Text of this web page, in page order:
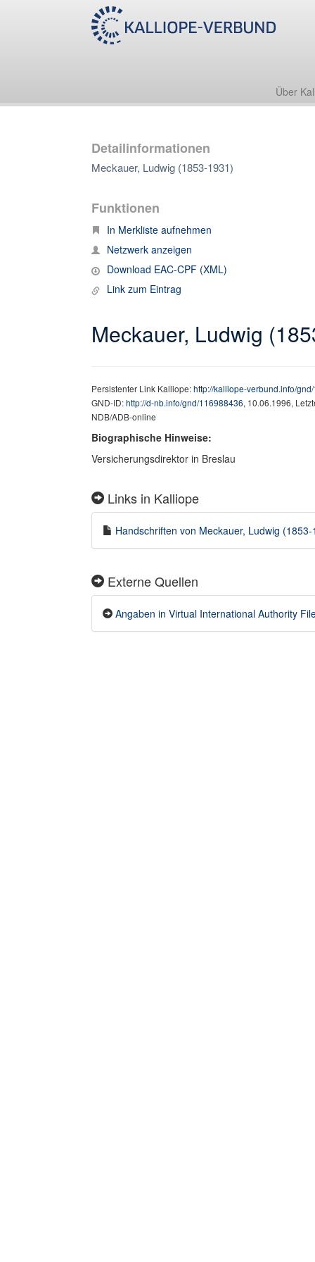
Über
Detailinformationen
Meckauer, Ludwig (1853-1931)
Funktionen
In Merkliste aufnehmen
Netzwerk anzeigen
Download EAC-CPF (XML)
Link zum Eintrag
Meckauer, Ludwig
Persistenter Link Kalliope:http://kalliope-verbund.info/
GND-ID:http://d-nb.info/gnd/116988436, 10.06.1996,
NDB/ADB-online
Biographische Hinweise:
Versicherungsdirektor in Breslau
Links in Kalliope
Handschriften von Meckauer, Ludwig
Externe Quellen
Angaben in Virtual International Authority